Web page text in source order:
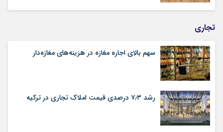
تجاری
سهم بالای اجاره‌‌ مغازه در هزینه‌‌های مغازه‌‌دار
رشد ۷٫۳ درصدی قیمت‌ املاک تجاری در ترکیه